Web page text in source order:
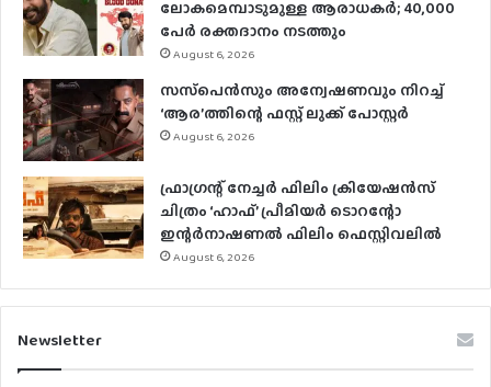
ലോകമെമ്പാടുമുള്ള ആരാധകര്‍; 40,000
പേര്‍ രക്തദാനം നടത്തും
August 6, 2026
സസ്‌പെന്‍സും അന്വേഷണവും നിറച്ച്
‘ആര’ത്തിന്റെ ഫസ്റ്റ് ലുക്ക് പോസ്റ്റര്‍
August 6, 2026
ഫ്രാഗ്രന്റ് നേച്ചര്‍ ഫിലിം ക്രിയേഷന്‍സ്
ചിത്രം ‘ഹാഫ്’ പ്രീമിയര്‍ ടൊറന്റോ
ഇന്റര്‍നാഷണല്‍ ഫിലിം ഫെസ്റ്റിവലില്‍
August 6, 2026
Newsletter